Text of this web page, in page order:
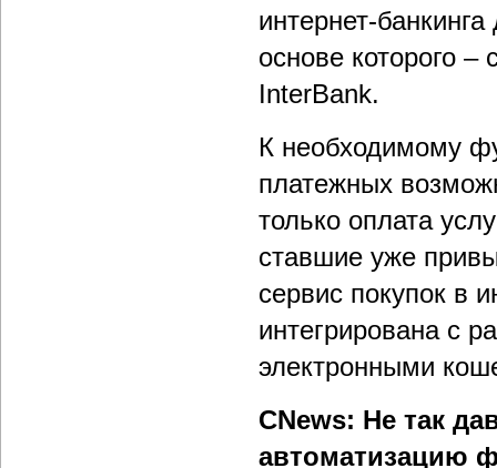
интернет-
основе которого –
InterBank.
К необходимому
платежных
только оплата
ставшие уже
сервис покупок в
интегрирована с
электронными
CNews: Не так
автоматизацию